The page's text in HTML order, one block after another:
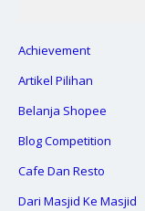
Achievement
Artikel Pilihan
Belanja Shopee
Blog Competition
Cafe Dan Resto
Dari Masjid Ke Masjid